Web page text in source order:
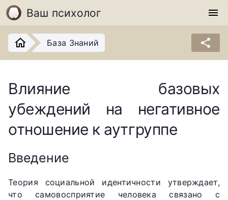
Ваш психолог menu
База Знаний share
Влияние базовых
убеждений на негативное
отношение к аутгруппе
Введение
Теория социальной идентичности утверждает,
что самовосприятие человека связано с